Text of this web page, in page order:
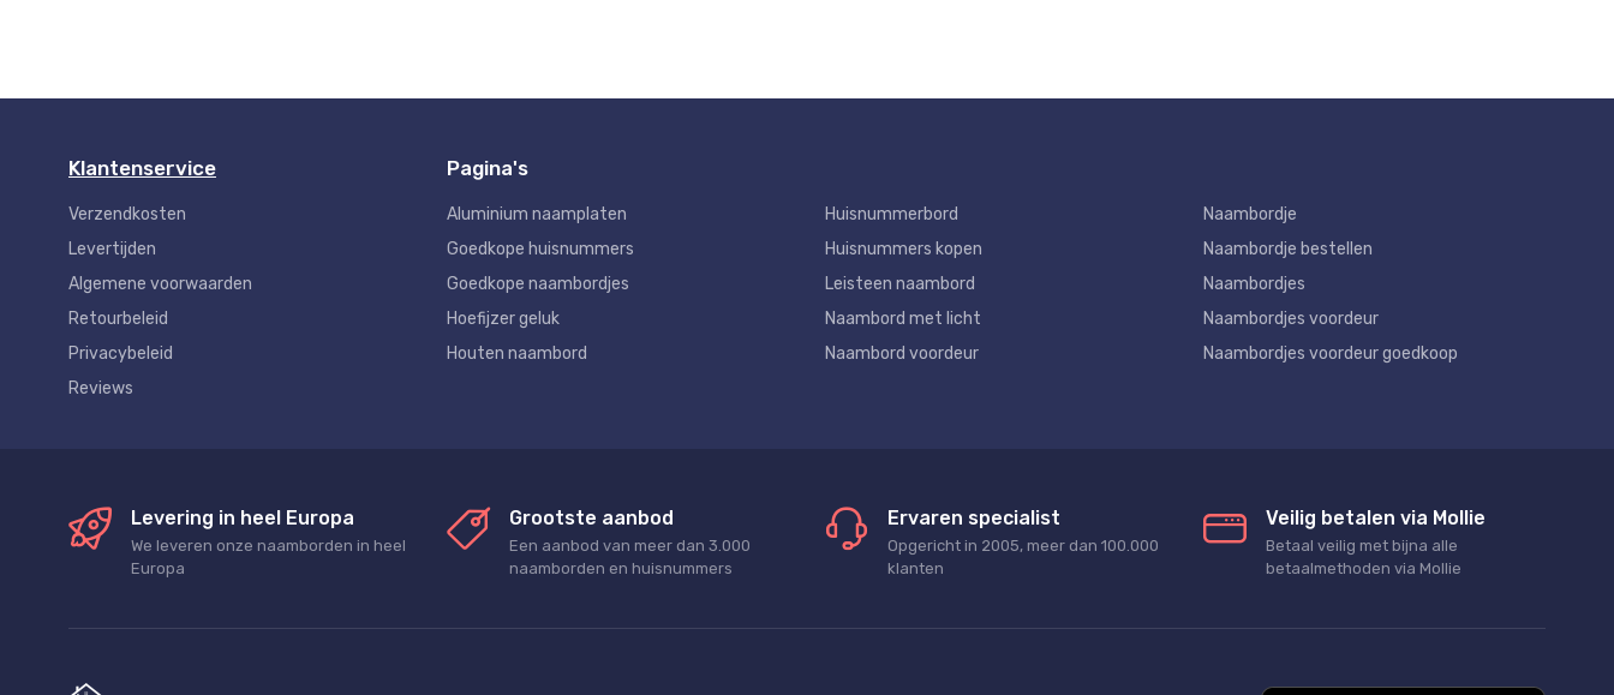
Klantenservice
Verzendkosten
Levertijden
Algemene voorwaarden
Retourbeleid
Privacybeleid
Reviews
Pagina's
Aluminium naamplaten
Goedkope huisnummers
Goedkope naambordjes
Hoefijzer geluk
Houten naambord
Huisnummerbord
Huisnummers kopen
Leisteen naambord
Naambord met licht
Naambord voordeur
Naambordje
Naambordje bestellen
Naambordjes
Naambordjes voordeur
Naambordjes voordeur goedkoop
Levering in heel Europa
We leveren onze naamborden in heel
Europa
Grootste aanbod
Een aanbod van meer dan 3.000
naamborden en huisnummers
Ervaren specialist
Opgericht in 2005, meer dan 100.000
klanten
Veilig betalen via Mollie
Betaal veilig met bijna alle
betaalmethoden via Mollie